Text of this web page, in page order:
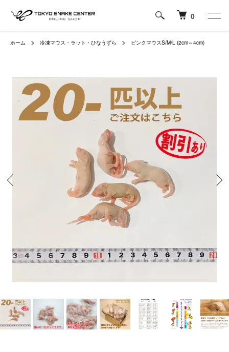
0
ホーム 冷凍マウス・ラット・ひなうずら ピンクマウスS/M/L (2cm～4cm)